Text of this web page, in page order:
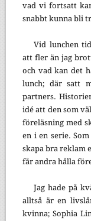
vad vi fortsatt
snabbt kunna bli
Vid lunchen
att fler än jag
och vad kan det
lunch; där satt
partners.
idé att den som
föreläsning med
en i en serie.
skapa bra reklam
får andra hålla
Jag hade på
alltså är en
kvinna; Sophia